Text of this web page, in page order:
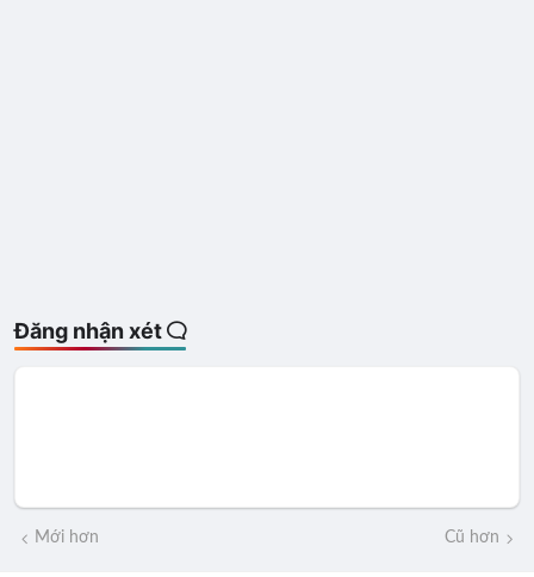
Đăng nhận xét
Mới hơn Cũ hơn